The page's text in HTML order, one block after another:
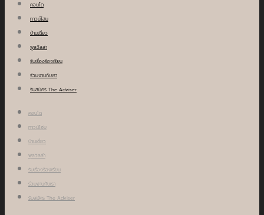
คอนโด
ทาวน์โฮม
บ้านเดี่ยว
พูลวิลล่า
รับเรื่องร้องเรียน
ร่วมงานกับเรา
รับสมัคร The Adviser
คอนโด
ทาวน์โฮม
บ้านเดี่ยว
พูลวิลล่า
รับเรื่องร้องเรียน
ร่วมงานกับเรา
รับสมัคร The Adviser